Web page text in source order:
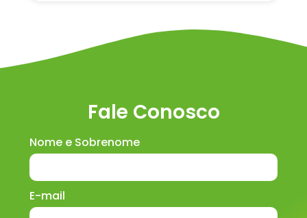
Fale Conosco
Nome e Sobrenome
E-mail